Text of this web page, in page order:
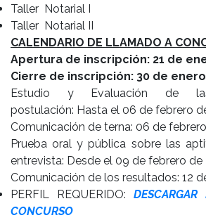
Taller Notarial I
Taller Notarial II
CALENDARIO DE LLAMADO A
Apertura de inscripción: 21 de
Cierre de inscripción: 30 de
Estudio y Evaluación de
postulación: Hasta el 06 de febrero
Comunicación de terna: 06 de
Prueba oral y pública sobre las
entrevista: Desde el 09 de febrero de
Comunicación de los resultados: 12
PERFIL REQUERIDO:
CONCURSO